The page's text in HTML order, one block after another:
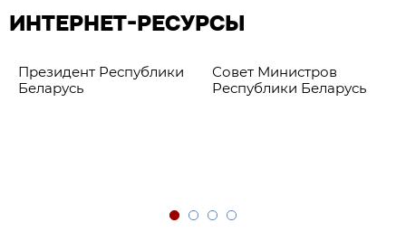
ИНТЕРНЕТ-РЕСУРСЫ
Президент Республики
Беларусь
Совет Министров
Республики Беларусь